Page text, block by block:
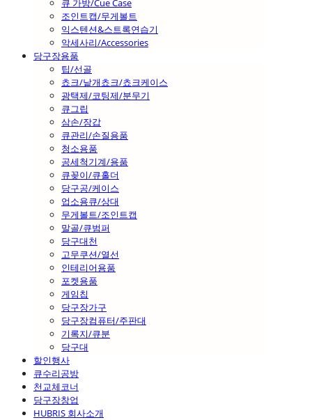
큐 가방/Cue Case
조인트캡/무게볼트
익스텐션&스트록연습기
악세사리/Accessories
당구장용품
팁/선골
쵸크/낱개쵸크/쵸크케이스
광택제/코팅제/분무기
큐그립
삼손/장갑
큐관리/손질용품
청소용품
공세척기계/용품
큐꽂이/큐홀더
당구공/케이스
업소용큐/상대
무게볼트/조인트캡
말골/큐범퍼
당구대천
고무쿠션/열선
인테리어용품
포켓용품
게임칩
당구장가구
당구장컴퓨터/주판대
기록지/큐분
당구대
할인행사
큐수리공방
천교체코너
당구장창업
HUBRIS 회사소개